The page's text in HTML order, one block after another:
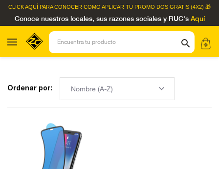
CLICK AQUÍ PARA CONOCER COMO APLICAR TU PROMO DOS GRATIS (4X2) 🎁
Conoce nuestros locales, sus razones sociales y RUC's Aquí
Ordenar por: